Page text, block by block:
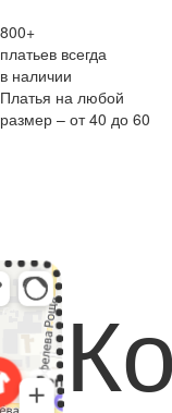
800+
платьев всегда
в наличии
Платья на любой
размер – от 40 до 60